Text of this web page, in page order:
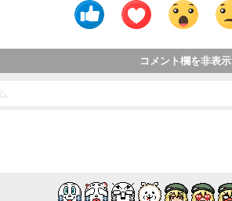
コメント欄を非表示